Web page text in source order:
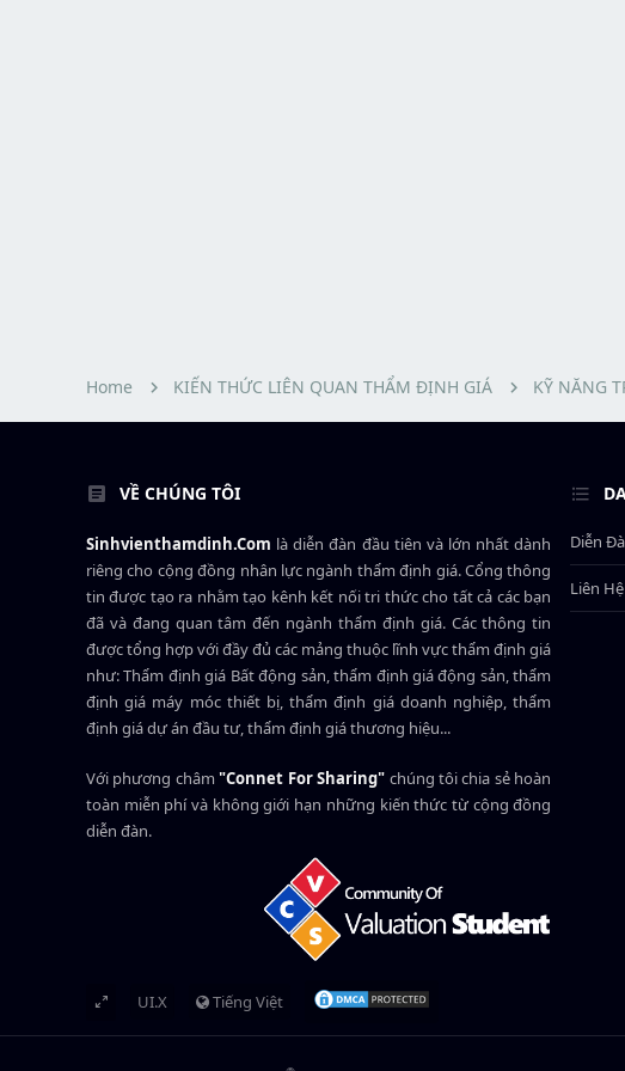
Home KIẾN THỨC LIÊN QUAN THẨM ĐỊNH GIÁ KỸ NĂNG
VỀ CHÚNG TÔI
Sinhvienthamdinh.Com là diễn đàn đầu tiên và lớn nhất dành
riêng cho cộng đồng nhân lực ngành thẩm định giá. Cổng thông
tin được tạo ra nhằm tạo kênh kết nối tri thức cho tất cả các bạn
đã và đang quan tâm đến ngành thẩm định giá. Các thông tin
được tổng hợp với đầy đủ các mảng thuộc lĩnh vực thẩm định giá
như: Thẩm định giá Bất động sản, thẩm định giá động sản, thẩm
định giá máy móc thiết bị, thẩm định giá doanh nghiệp, thẩm
định giá dự án đầu tư, thẩm định giá thương hiệu...
Với phương châm"Connet For Sharing" chúng tôi chia sẻ hoàn
toàn miễn phí và không giới hạn những kiến thức từ cộng đồng
diễn đàn.
Diễn
Liên Hệ
UI.X Tiếng Việt